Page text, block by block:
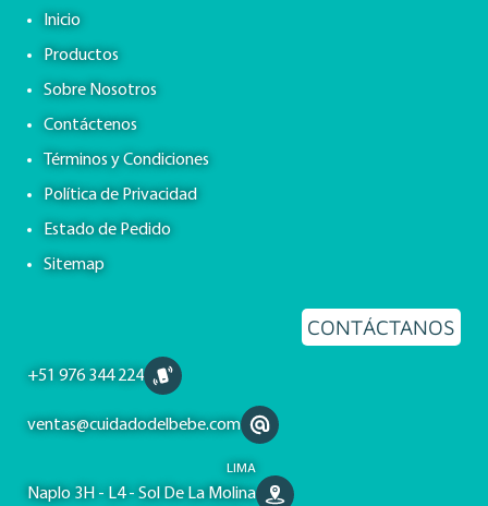
Inicio
Productos
Sobre Nosotros
Contáctenos
Términos y Condiciones
Política de Privacidad
Estado de Pedido
Sitemap
CONTÁCTANOS
+51 976 344 224
ventas@cuidadodelbebe.com
LIMA
Naplo 3H - L4 - Sol De La Molina